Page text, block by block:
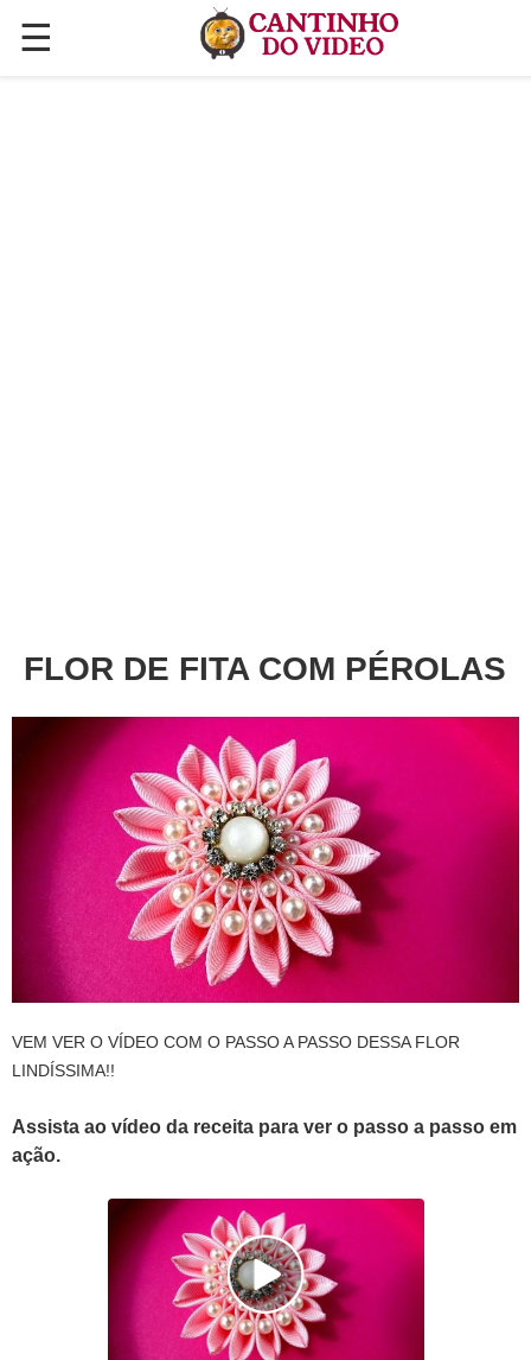
☰
✕
FLOR DE FITA COM PÉROLAS
VEM VER O VÍDEO COM O PASSO A PASSO DESSA FLOR
LINDÍSSIMA!!
Assista ao vídeo da receita para ver o passo a passo em
ação.